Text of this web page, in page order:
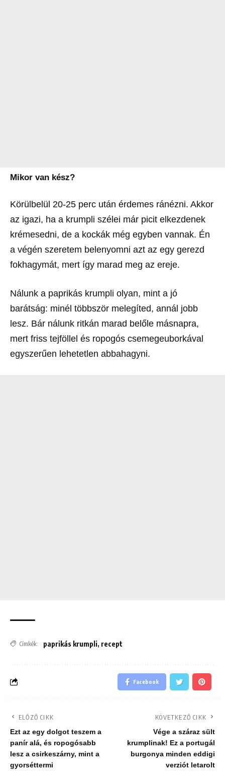
Mikor van kész?
Körülbelül 20-25 perc után érdemes ránézni. Akkor
az igazi, ha a krumpli szélei már picit elkezdenek
krémesedni, de a kockák még egyben vannak. Én
a végén szeretem belenyomni azt az egy gerezd
fokhagymát, mert így marad meg az ereje.
Nálunk a paprikás krumpli olyan, mint a jó
barátság: minél többször melegíted, annál jobb
lesz. Bár nálunk ritkán marad belőle másnapra,
mert friss tejföllel és ropogós csemegeuborkával
egyszerűen lehetetlen abbahagyni.
Címkék: paprikás krumpli, recept
Facebook
ELŐZŐ CIKK
Ezt az egy dolgot teszem a
panír alá, és ropogósabb
lesz a csirkeszárny, mint a
gyorséttermi
KÖVETKEZŐ CIKK
Vége a száraz sült
krumplinak! Ez a portugál
burgonya minden eddigi
verziót letarolt